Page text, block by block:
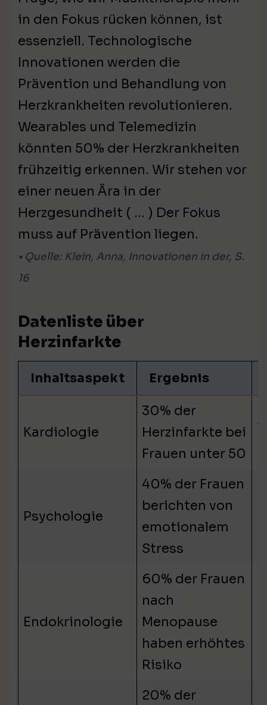
in den Fokus rücken können, ist
essenziell. Technologische
Innovationen werden die
Prävention und Behandlung von
Herzkrankheiten revolutionieren.
Wearables und Telemedizin
könnten 50% der Herzkrankheiten
frühzeitig erkennen. Wir stehen vor
einer neuen Ära in der
Herzgesundheit ( … ) Der Fokus
muss auf Prävention liegen.
• Quelle: Klein, Anna, Innovationen in der, S.
16
Datenliste über
Herzinfarkte
Inhaltsaspekt Ergebnis
Kardiologie
30% der
Herzinfarkte bei
Frauen unter 50
Psychologie
40% der Frauen
berichten von
emotionalem
Stress
Endokrinologie
60% der Frauen
nach
Menopause
haben erhöhtes
Risiko
20% der